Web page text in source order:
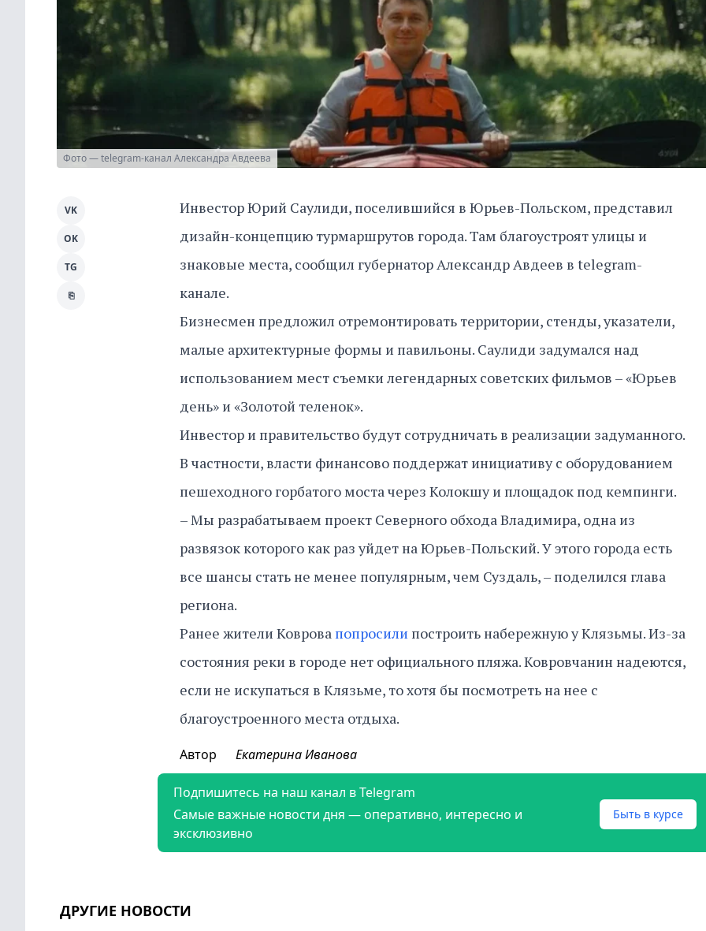
Фото — telegram-канал Александра Авдеева
Инвестор Юрий Саулиди, поселившийся в Юрьев-Польском, представил
дизайн-концепцию турмаршрутов города. Там благоустроят улицы и
знаковые места, сообщил губернатор Александр Авдеев в telegram-
канале.
Бизнесмен предложил отремонтировать территории, стенды, указатели,
малые архитектурные формы и павильоны. Саулиди задумался над
использованием мест съемки легендарных советских фильмов – «Юрьев
день» и «Золотой теленок».
Инвестор и правительство будут сотрудничать в реализации задуманного.
В частности, власти финансово поддержат инициативу с оборудованием
пешеходного горбатого моста через Колокшу и площадок под кемпинги.
– Мы разрабатываем проект Северного обхода Владимира, одна из
развязок которого как раз уйдет на Юрьев-Польский. У этого города есть
все шансы стать не менее популярным, чем Суздаль, – поделился глава
региона.
Ранее жители Коврова попросили построить набережную у Клязьмы. Из-за
состояния реки в городе нет официального пляжа. Ковровчанин надеются,
если не искупаться в Клязьме, то хотя бы посмотреть на нее с
благоустроенного места отдыха.
VK
OK
TG
⎘
Автор Екатерина Иванова
Подпишитесь на наш канал в Telegram
Самые важные новости дня — оперативно, интересно и
эксклюзивно
Быть в курсе
ДРУГИЕ НОВОСТИ